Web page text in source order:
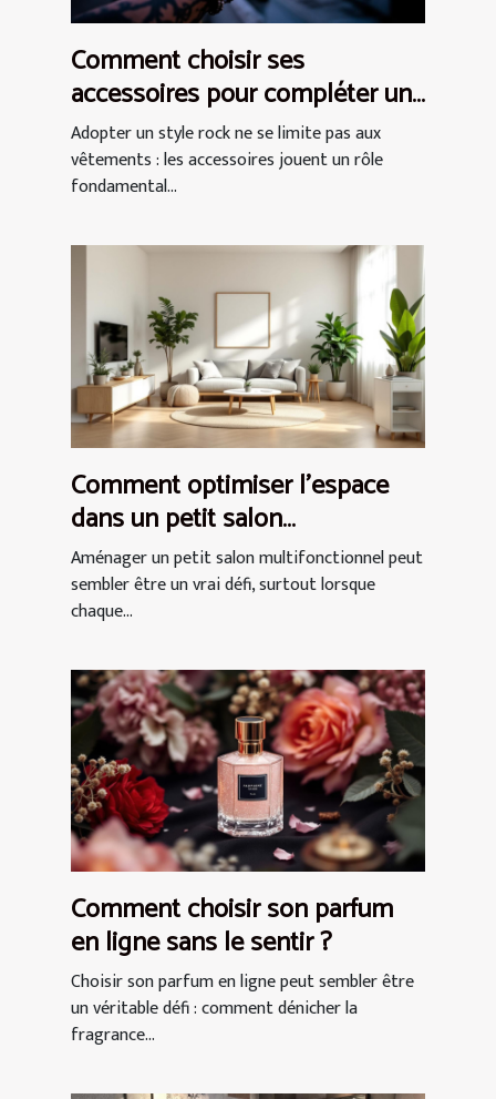
Comment choisir ses
accessoires pour compléter un
style rock ?
Adopter un style rock ne se limite pas aux
vêtements : les accessoires jouent un rôle
fondamental...
Comment optimiser l'espace
dans un petit salon
multifonctionnel ?
Aménager un petit salon multifonctionnel peut
sembler être un vrai défi, surtout lorsque
chaque...
Comment choisir son parfum
en ligne sans le sentir ?
Choisir son parfum en ligne peut sembler être
un véritable défi : comment dénicher la
fragrance...